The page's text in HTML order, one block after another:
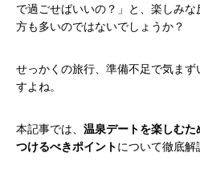
で過ごせばいいの？」と、楽しみ
方も多いのではないでしょうか？
せっかくの旅行、準備不足で気ま
すよね。
本記事では、 温泉デートを楽しむ
つけるべきポイントについて徹底解